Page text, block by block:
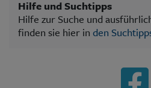
Hilfe und Suchtipps
Hilfe zur Suche und
finden sie hier in den